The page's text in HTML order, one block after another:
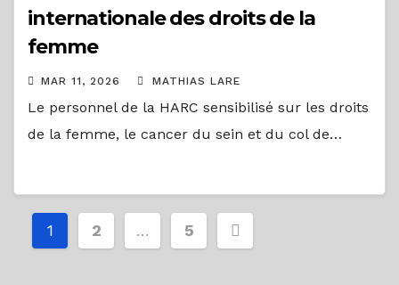
internationale des droits de la
femme
MAR 11, 2026 MATHIAS LARE
Le personnel de la HARC sensibilisé sur les droits
de la femme, le cancer du sein et du col de…
Pagination
1 2 … 5